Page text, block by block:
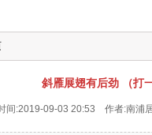
斜雁展翅有后劲 （打
间:2019-09-03 20:53 作者:南浦